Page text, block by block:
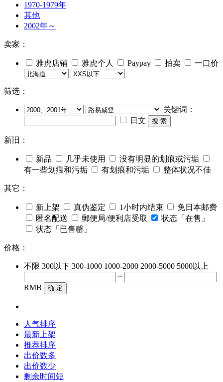
1970-1979年
其他
2002年～
卖家：
雅虎店铺 雅虎个人 Paypay 拍卖 一口价
筛选：
关键词：
日文
搜 索
新旧：
新品 几乎未使用
没有明显的划痕或污垢
有一些划痕和污垢
有划痕和污垢 整体状况不佳
其它：
新上架 真伪鉴定 1小时内结束
免日本邮费
匿名配送
郵便局/便利店受取
状态「在售」
状态「已售罄」
价格：
不限 300以下 300-1000 1000-2000 2000-5000 5000以上
~
RMB
确 定
人气排序
最新上架
推荐排序
出价数多
出价数少
剩余时间短